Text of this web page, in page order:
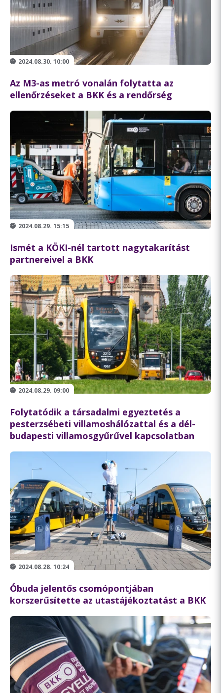
2024.08.30. 10:00
Az M3-as metró vonalán folytatta az
ellenőrzéseket a BKK és a rendőrség
2024.08.29. 15:15
Ismét a KÖKI-nél tartott nagytakarítást
partnereivel a BKK
2024.08.29. 09:00
Folytatódik a társadalmi egyeztetés a
pesterzsébeti villamoshálózattal és a dél-
budapesti villamosgyűrűvel kapcsolatban
2024.08.28. 10:24
Óbuda jelentős csomópontjában
korszerűsítette az utastájékoztatást a BKK